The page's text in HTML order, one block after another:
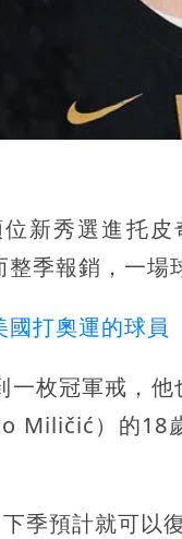
新秀選進托
季報銷，一場
國打奧運的球
枚冠軍戒，
Miličić）的18
季預計就可以